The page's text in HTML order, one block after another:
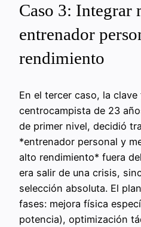
Caso 3: Integrar
entrenador
rendimiento
En el tercer caso, la
centrocampista de 23
de primer nivel, decidió
*entrenador personal y
alto rendimiento* fuera
era salir de una crisis,
selección absoluta. El
fases: mejora física
potencia), optimización